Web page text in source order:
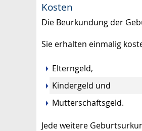
Kosten
Die Beurkundung der
Sie erhalten einmalig
Elterngeld,
Kindergeld und
Mutterschaftsgeld.
Jede weitere